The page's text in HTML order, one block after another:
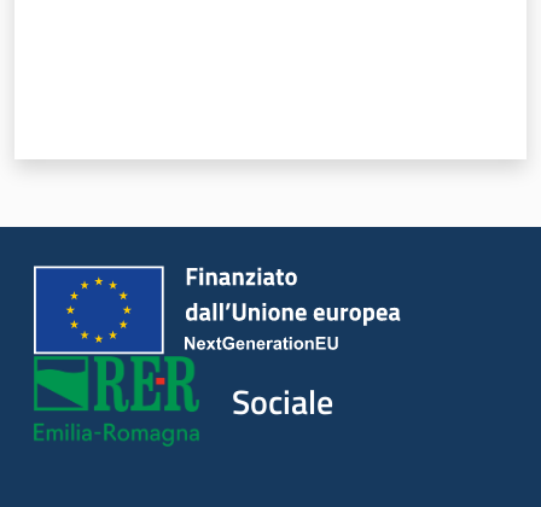
Piani Programmi
Progetti
Sociale